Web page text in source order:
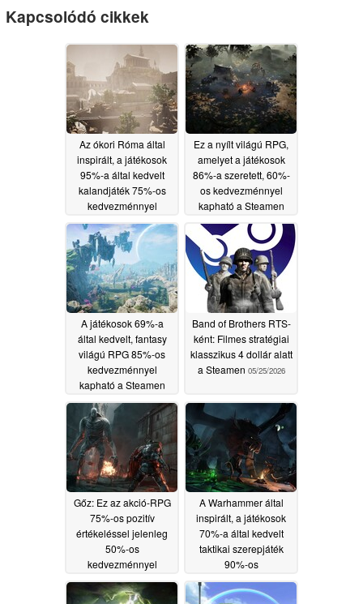
Kapcsolódó cikkek
Az ókori Róma által
inspirált, a játékosok
95%-a által kedvelt
kalandjáték 75%-os
kedvezménnyel
kapható a Steamen
06/02/2026
Ez a nyílt világú RPG,
amelyet a játékosok
86%-a szeretett, 60%-
os kedvezménnyel
kapható a Steamen
05/31/2026
A játékosok 69%-a
által kedvelt, fantasy
világú RPG 85%-os
kedvezménnyel
kapható a Steamen
05/26/2026
Band of Brothers RTS-
ként: Filmes stratégiai
klasszikus 4 dollár alatt
a Steamen 05/25/2026
Gőz: Ez az akció-RPG
75%-os pozitív
értékeléssel jelenleg
50%-os
kedvezménnyel
kapható05/25/2026
A Warhammer által
inspirált, a játékosok
70%-a által kedvelt
taktikai szerepjáték
90%-os
kedvezménnyel
kapható a Steamen